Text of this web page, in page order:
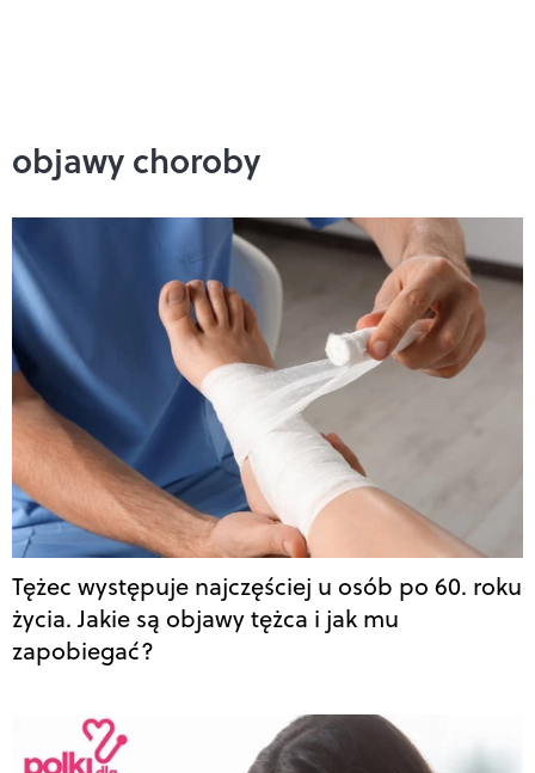
objawy choroby
Tężec występuje najczęściej u osób po 60. roku
życia. Jakie są objawy tężca i jak mu
zapobiegać?